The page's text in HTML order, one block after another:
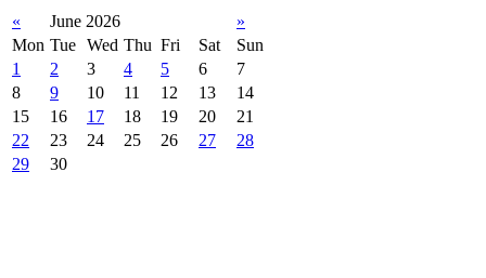
« June 2026
»
Mon Tue Wed Thu Fri Sat
Sun
1
2 3 4 5 6
7
8
9 10 11 12 13
14
15
16 17 18 19 20
21
22
23 24 25 26 27
28
29
30